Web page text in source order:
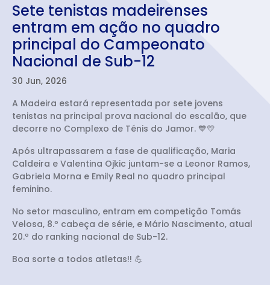
Sete tenistas madeirenses
entram em ação no quadro
principal do Campeonato
Nacional de Sub-12
30 Jun, 2026
A Madeira estará representada por sete jovens
tenistas na principal prova nacional do escalão, que
decorre no Complexo de Ténis do Jamor. 💙💛
Após ultrapassarem a fase de qualificação, Maria
Caldeira e Valentina Ojkic juntam-se a Leonor Ramos,
Gabriela Morna e Emily Real no quadro principal
feminino.
No setor masculino, entram em competição Tomás
Velosa, 8.º cabeça de série, e Mário Nascimento, atual
20.º do ranking nacional de Sub-12.
Boa sorte a todos atletas!! 💪